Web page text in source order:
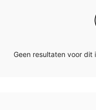
Geen resultaten voor dit